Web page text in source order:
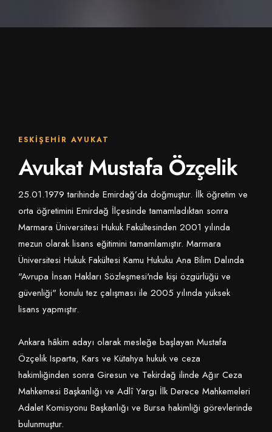
ESKIŞEHIR AVUKAT
Avukat Mustafa Özçelik
25.01.1979 tarihinde Emirdağ’da doğmuştur. İlk öğretim ve
orta öğretimini Emirdağ İlçesinde tamamladıktan sonra
Marmara Üniversitesi Hukuk Fakültesinden 2001 yılında
mezun olarak lisans eğitimini tamamlamıştır. Marmara
Üniversitesi Hukuk Fakültesi Kamu Hukuku Ana Bilim Dalında
"Avrupa İnsan Hakları Sözleşmesi'nde kişi özgürlüğü ve
güvenliği" konulu tez çalışması ile 2005 yılında yüksek
lisans yapmıştır.
Ankara hâkim adayı olarak mesleğe başlayan Mustafa
Özçelik Isparta, Kars ve Kütahya hukuk ve ceza
hakimliğinden sonra Giresun ve Tekirdağ ilinde Ağır Ceza
Mahkemesi Başkanlığı ve Adlî Yargı İlk Derece Mahkemeleri
Adalet Komisyonu Başkanlığı ve Bursa hakimliği görevlerinde
bulunmuştur.